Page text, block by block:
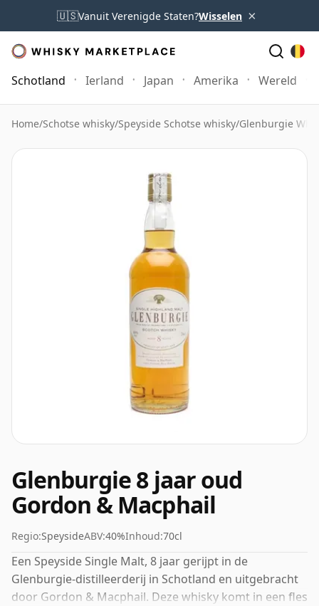
🇺🇸Vanuit Verenigde Staten?Wisselen ×
Schotland Ierland Japan Amerika Wereld
Home/Schotse whisky/Speyside Schotse whisky/Glenburgie
Glenburgie 8 jaar oud
Gordon & Macphail
Regio:SpeysideABV:40%Inhoud:70cl
Een Speyside Single Malt, 8 jaar gerijpt in de
Glenburgie-distilleerderij in Schotland en uitgebracht
door Gordon & Macphail. Deze whisky komt in een fles